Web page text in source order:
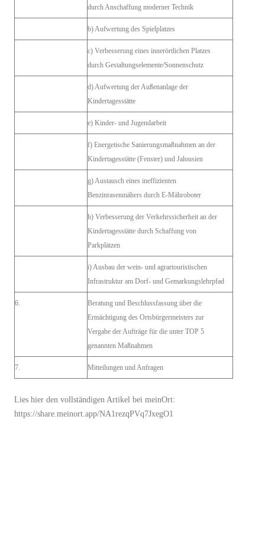
durch Anschaffung moderner Technik
b) Aufwertung des Spielplatzes
c) Verbesserung eines innerörtlichen Platzes
durch Gestaltungselemente/Sonnenschutz
d) Aufwertung der Außenanlage der
Kindertagesstätte
e) Kinder- und Jugendarbeit
f) Energetische Sanierungsmaßnahmen an der
Kindertagesstätte (Fenster) und Jalousien
g) Austausch eines ineffizienten
Benzinrasenmähers durch E-Mähroboter
h) Verbesserung der Verkehrssicherheit an der
Kindertagesstätte durch Schaffung von
Parkplätzen
i) Ausbau der wein- und agrartouristischen
Infrastruktur am Dorf- und Gemarkungslehrpfad
6.
Beratung und Beschlussfassung über die
Ermächtigung des Ortsbürgermeisters zur
Vergabe der Aufträge für die unter TOP 5
genannten Maßnahmen
7. Mitteilungen und Anfragen
Lies hier den vollständigen Artikel bei meinOrt:
https://share.meinort.app/NA1rezqPVq7JxegO1